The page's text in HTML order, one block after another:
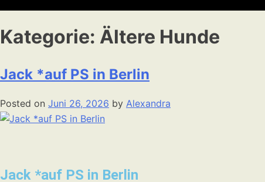
Kategorie: Ältere Hunde
Jack *auf PS in Berlin
Posted on Juni 26, 2026 by Alexandra
Jack *auf PS in Berlin